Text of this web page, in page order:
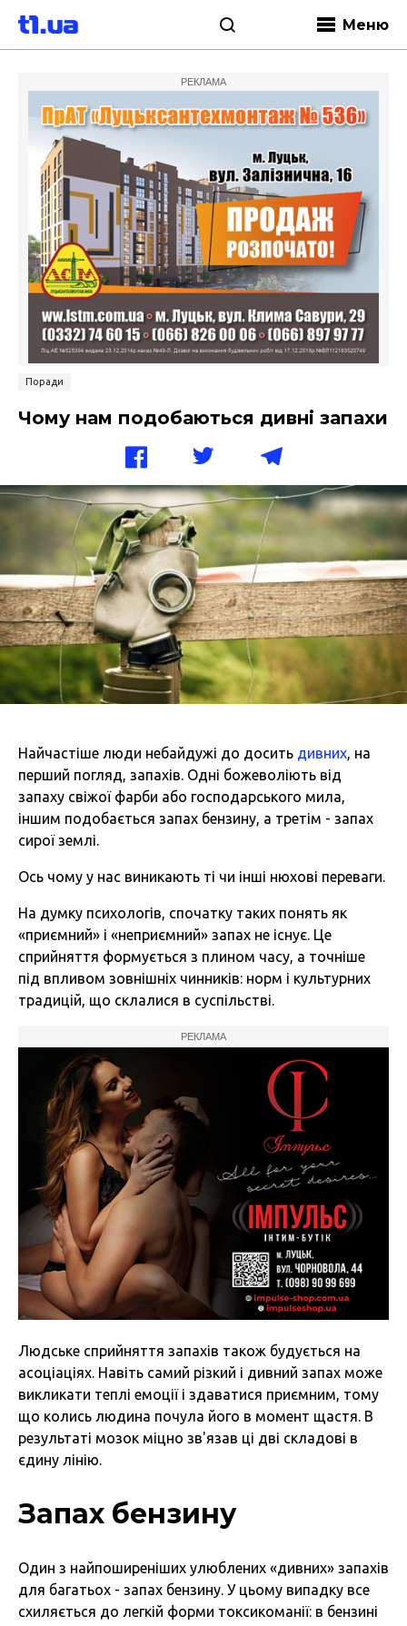
Меню
РЕКЛАМА
Поради
Чому нам подобаються дивні запахи
Найчастіше люди небайдужі до досить дивних, на
перший погляд, запахів. Одні божеволіють від
запаху свіжої фарби або господарського мила,
іншим подобається запах бензину, а третім - запах
сирої землі.
Ось чому у нас виникають ті чи інші нюхові переваги.
На думку психологів, спочатку таких понять як
«приємний» і «неприємний» запах не існує. Це
сприйняття формується з плином часу, а точніше
під впливом зовнішніх чинників: норм і культурних
традицій, що склалися в суспільстві.
РЕКЛАМА
Людське сприйняття запахів також будується на
асоціаціях. Навіть самий різкий і дивний запах може
викликати теплі емоції і здаватися приємним, тому
що колись людина почула його в момент щастя. В
результаті мозок міцно зв'язав ці дві складові в
єдину лінію.
Запах бензину
Один з найпоширеніших улюблених «дивних» запахів
для багатьох - запах бензину. У цьому випадку все
схиляється до легкій форми токсикоманії: в бензині